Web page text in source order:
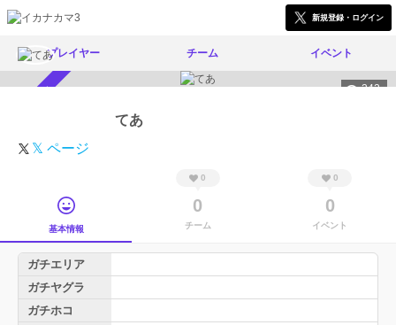
新規登録・ログイン
プレイヤー チーム イベント
242
てあ
𝕏 ページ
基本情報
0
0
チーム
0
0
イベント
ガチエリア
ガチヤグラ
ガチホコ